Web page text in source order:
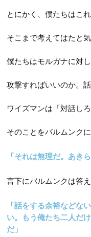
とにかく、僕たちはこ
そこまで考えてはたと気
僕たちはモルガナに対
攻撃すればいいのか。
ワイズマンは「対話し
そのことをバルムンクに
「それは無理だ。あきら
言下にバルムンクは答え
「話をする余裕などな
い。もう俺たち二人だ
だ」